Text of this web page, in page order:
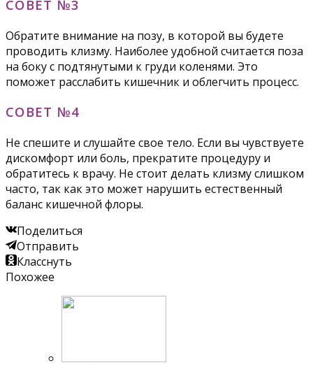
СОВЕТ №3
Обратите внимание на позу, в которой вы будете
проводить клизму. Наиболее удобной считается поза
на боку с подтянутыми к груди коленями. Это
поможет расслабить кишечник и облегчить процесс.
СОВЕТ №4
Не спешите и слушайте свое тело. Если вы чувствуете
дискомфорт или боль, прекратите процедуру и
обратитесь к врачу. Не стоит делать клизму слишком
часто, так как это может нарушить естественный
баланс кишечной флоры.
Поделиться
Отправить
Класснуть
Похожее